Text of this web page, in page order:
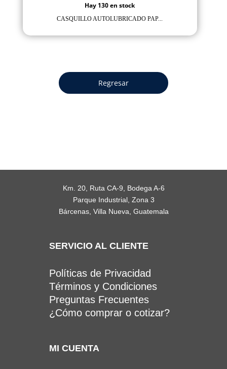
Hay 130 en stock
CASQUILLO AUTOLUBRICADO PAP...
Regresar
Km. 20, Ruta CA-9, Bodega A-6
Parque Industrial, Zona 3
Bárcenas, Villa Nueva, Guatemala
SERVICIO AL CLIENTE
Políticas de Privacidad
Términos y Condiciones
Preguntas Frecuentes
¿Cómo comprar o cotizar?
MI CUENTA